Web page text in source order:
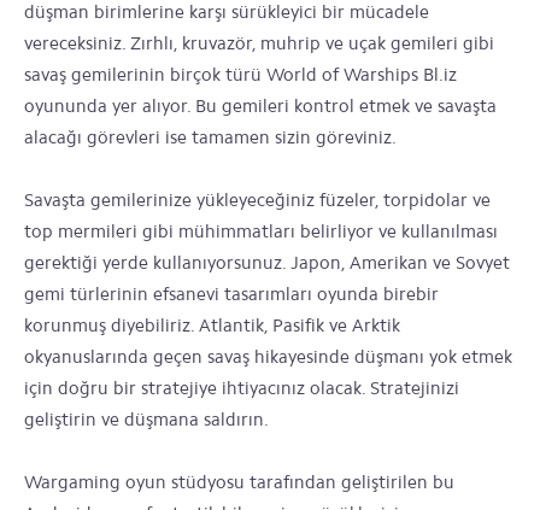
düşman birimlerine karşı sürükleyici bir mücadele
vereceksiniz. Zırhlı, kruvazör, muhrip ve uçak gemileri gibi
savaş gemilerinin birçok türü World of Warships Bl.iz
oyununda yer alıyor. Bu gemileri kontrol etmek ve savaşta
alacağı görevleri ise tamamen sizin göreviniz.
Savaşta gemilerinize yükleyeceğiniz füzeler, torpidolar ve
top mermileri gibi mühimmatları belirliyor ve kullanılması
gerektiği yerde kullanıyorsunuz. Japon, Amerikan ve Sovyet
gemi türlerinin efsanevi tasarımları oyunda birebir
korunmuş diyebiliriz. Atlantik, Pasifik ve Arktik
okyanuslarında geçen savaş hikayesinde düşmanı yok etmek
için doğru bir stratejiye ihtiyacınız olacak. Stratejinizi
geliştirin ve düşmana saldırın.
Wargaming oyun stüdyosu tarafından geliştirilen bu